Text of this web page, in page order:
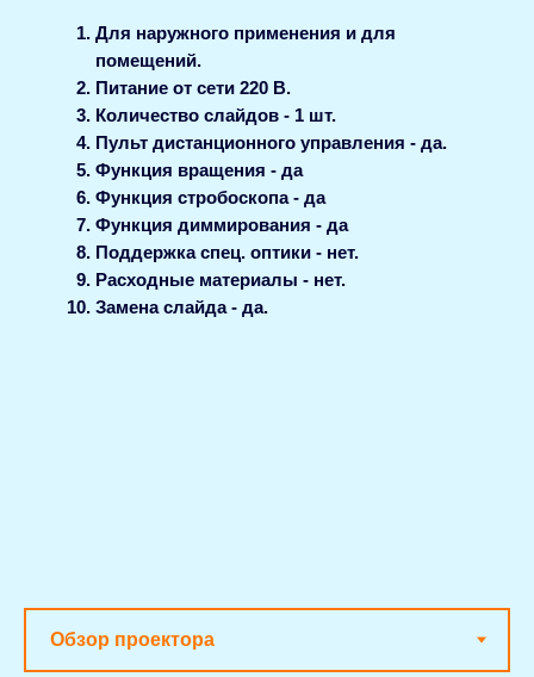
Для наружного применения и для
помещений.
Питание от сети 220 В.
Количество слайдов - 1 шт.
Пульт дистанционного управления - да.
Функция вращения - да
Функция стробоскопа - да
Функция диммирования - да
Поддержка спец. оптики - нет.
Расходные материалы - нет.
Замена слайда - да.